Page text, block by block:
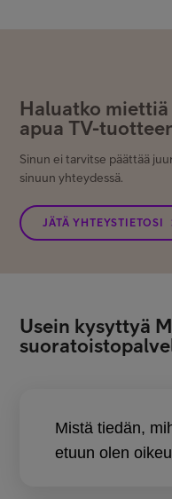
Haluatko
apua TV-
Sinun ei tarvitse päättää
sinuun yhteydessä.
JÄTÄ YHTEYSTIETOSI
Usein kysyttyä
Mistä tiedän,
etuun olen